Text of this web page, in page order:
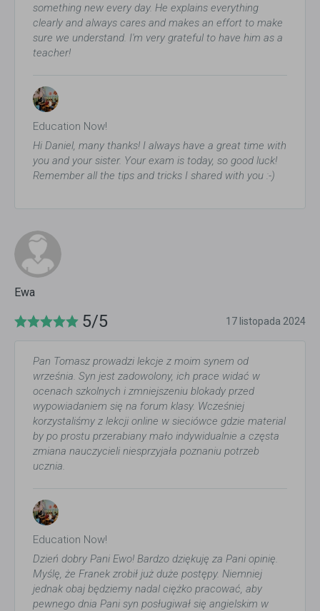
something new every day. He explains everything
clearly and always cares and makes an effort to make
sure we understand. I'm very grateful to have him as a
teacher!
Education Now!
Hi Daniel, many thanks! I always have a great time with
you and your sister. Your exam is today, so good luck!
Remember all the tips and tricks I shared with you :-)
Ewa
5/5 17 listopada 2024
Pan Tomasz prowadzi lekcje z moim synem od
września. Syn jest zadowolony, ich prace widać w
ocenach szkolnych i zmniejszeniu blokady przed
wypowiadaniem się na forum klasy. Wcześniej
korzystaliśmy z lekcji online w sieciówce gdzie material
by po prostu przerabiany mało indywidualnie a częsta
zmiana nauczycieli niesprzyjała poznaniu potrzeb
ucznia.
Education Now!
Dzień dobry Pani Ewo! Bardzo dziękuję za Pani opinię.
Myślę, że Franek zrobił już duże postępy. Niemniej
jednak obaj będziemy nadal ciężko pracować, aby
pewnego dnia Pani syn posługiwał się angielskim w